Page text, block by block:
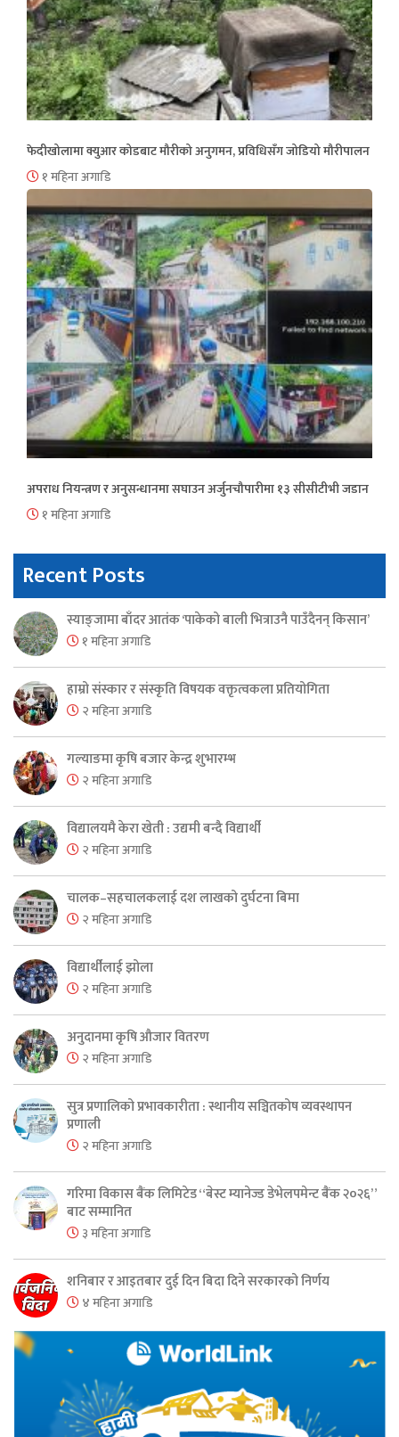
फेदीखोलामा क्युआर कोडबाट मौरीको अनुगमन, प्रविधिसँग जोडियो मौरीपालन
१ महिना अगाडि
अपराध नियन्त्रण र अनुसन्धानमा सघाउन अर्जुनचौपारीमा १३ सीसीटीभी जडान
१ महिना अगाडि
Recent Posts
स्याङ्जामा बाँदर आतंक ‘पाकेको बाली भित्राउनै पाउँदैनन् किसान’
१ महिना अगाडि
हाम्रो संस्कार र संस्कृति विषयक वक्तृत्वकला प्रतियोगिता
२ महिना अगाडि
गल्याङमा कृषि बजार केन्द्र शुभारम्भ
२ महिना अगाडि
विद्यालयमै केरा खेती : उद्यमी बन्दै विद्यार्थी
२ महिना अगाडि
चालक–सहचालकलाई दश लाखको दुर्घटना बिमा
२ महिना अगाडि
विद्यार्थीलाई झोला
२ महिना अगाडि
अनुदानमा कृषि औजार वितरण
२ महिना अगाडि
सुत्र प्रणालिको प्रभावकारीता : स्थानीय सञ्चितकोष व्यवस्थापन
प्रणाली
२ महिना अगाडि
गरिमा विकास बैंक लिमिटेड “बेस्ट म्यानेज्ड डेभेलपमेन्ट बैंक २०२६”
बाट सम्मानित
३ महिना अगाडि
शनिबार र आइतबार दुई दिन बिदा दिने सरकारको निर्णय
४ महिना अगाडि